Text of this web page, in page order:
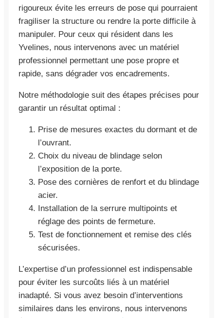
rigoureux évite les erreurs de pose qui pourraient
fragiliser la structure ou rendre la porte difficile à
manipuler. Pour ceux qui résident dans les
Yvelines, nous intervenons avec un matériel
professionnel permettant une pose propre et
rapide, sans dégrader vos encadrements.
Notre méthodologie suit des étapes précises pour
garantir un résultat optimal :
Prise de mesures exactes du dormant et de
l’ouvrant.
Choix du niveau de blindage selon
l’exposition de la porte.
Pose des cornières de renfort et du blindage
acier.
Installation de la serrure multipoints et
réglage des points de fermeture.
Test de fonctionnement et remise des clés
sécurisées.
L’expertise d’un professionnel est indispensable
pour éviter les surcoûts liés à un matériel
inadapté. Si vous avez besoin d’interventions
similaires dans les environs, nous intervenons